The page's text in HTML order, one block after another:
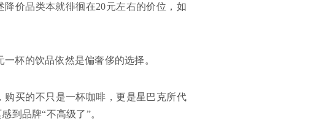
价品类本就徘徊在20元左右的价位，如
杯的饮品依然是偏奢侈的选择。
买的不只是一杯咖啡，更是星巴克所代
到品牌“不高级了”。